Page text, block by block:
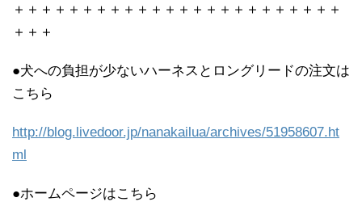
＋＋＋＋＋＋＋＋＋＋＋＋＋＋＋＋＋＋＋＋＋＋＋＋
＋＋＋
●犬への負担が少ないハーネスとロングリードの注文は
こちら
http://blog.livedoor.jp/nanakailua/archives/51958607.ht
ml
●ホームページはこちら